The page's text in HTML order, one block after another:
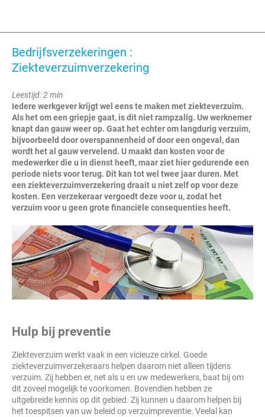
Bedrijfsverzekeringen :
Ziekteverzuimverzekering
Leestijd: 2 min
Iedere werkgever krijgt wel eens te maken met ziekteverzuim.
Als het om een griepje gaat, is dit niet rampzalig. Uw werknemer
knapt dan gauw weer op. Gaat het echter om langdurig verzuim,
bijvoorbeeld door overspannenheid of door een ongeval, dan
wordt het al gauw vervelend. U maakt dan kosten voor de
medewerker die u in dienst heeft, maar ziet hier gedurende een
periode niets voor terug. Dit kan tot wel twee jaar duren. Met
een ziekteverzuimverzekering draait u niet zelf op voor deze
kosten. Een verzekeraar vergoedt deze voor u, zodat het
verzuim voor u geen grote financiële consequenties heeft.
Hulp bij preventie
Ziekteverzuim werkt vaak in een vicieuze cirkel. Goede
ziekteverzuimverzekeraars helpen daarom niet alleen tijdens
verzuim. Zij hebben er, net als u en uw medewerkers, baat bij om
dit zoveel mogelijk te voorkomen. Bovendien hebben ze
uitgebreide kennis op dit gebied. Zij kunnen u daarom helpen bij
het toespitsen van uw beleid op verzuimpreventie. Veelal kan